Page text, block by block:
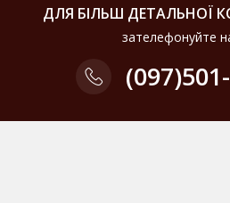
ДЛЯ БІЛЬШ ДЕТАЛЬНОЇ
зателефонуйте
(097)